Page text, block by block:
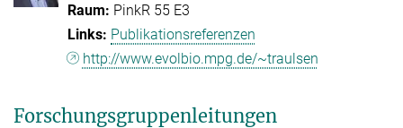
PinkR 55 E3
Publikationsreferenzen
http://www.evolbio.mpg.de/~traulsen
Forschungsgruppenleitungen